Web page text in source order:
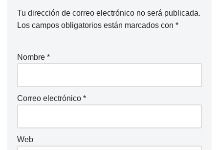
Tu dirección de correo electrónico no será publicada.
Los campos obligatorios están marcados con *
Nombre *
Correo electrónico *
Web